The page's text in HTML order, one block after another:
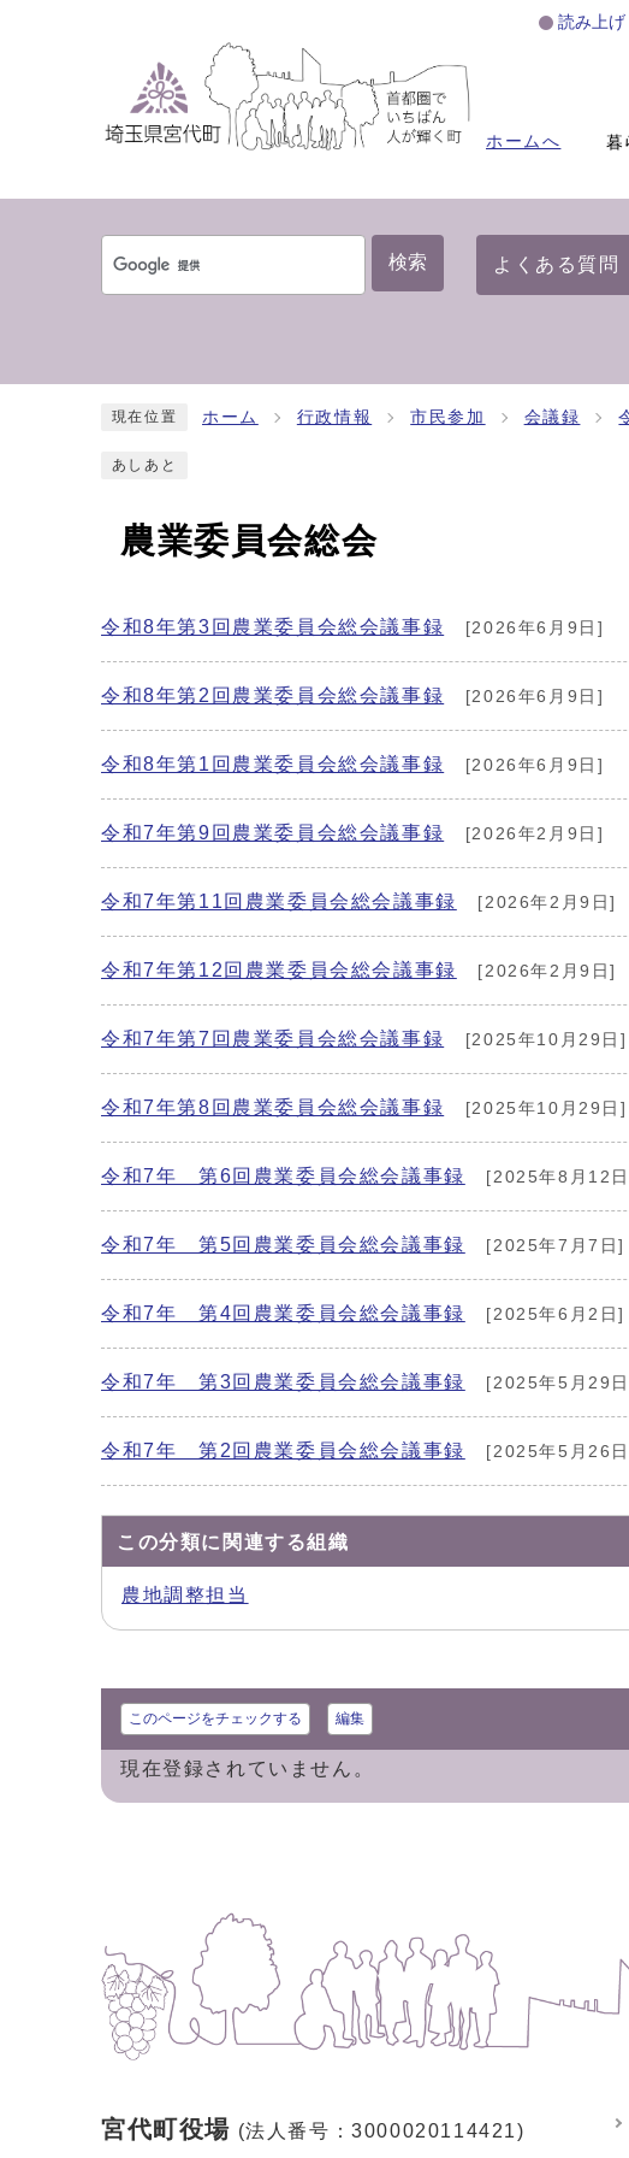
読み上げ
ホームへ 暮
検索 よくある質問
現在位置 ホーム 行政情報 市民参加 会議録
あしあと
農業委員会総会
令和8年第3回農業委員会総会議事録 [2026年6月9日]
令和8年第2回農業委員会総会議事録 [2026年6月9日]
令和8年第1回農業委員会総会議事録 [2026年6月9日]
令和7年第9回農業委員会総会議事録 [2026年2月9日]
令和7年第11回農業委員会総会議事録 [2026年2月9日]
令和7年第12回農業委員会総会議事録 [2026年2月9日]
令和7年第7回農業委員会総会議事録 [2025年10月29日]
令和7年第8回農業委員会総会議事録 [2025年10月29日]
令和7年 第6回農業委員会総会議事録 [2025年8月12
令和7年 第5回農業委員会総会議事録 [2025年7月7日]
令和7年 第4回農業委員会総会議事録 [2025年6月2日]
令和7年 第3回農業委員会総会議事録 [2025年5月29
令和7年 第2回農業委員会総会議事録 [2025年5月26
この分類に関連する組織
農地調整担当
このページをチェックする 編集
現在登録されていません。
宮代町役場 (法人番号：3000020114421)